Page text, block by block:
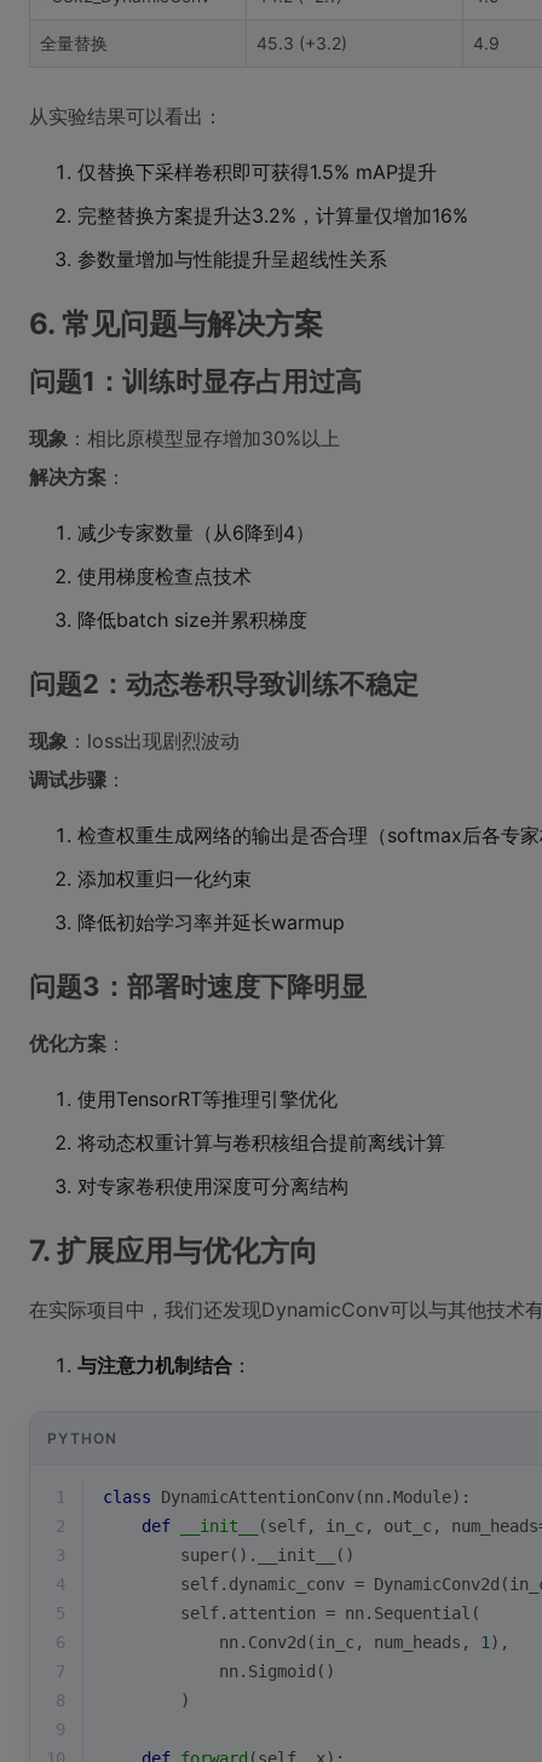
全量替换 45.3 (+3.2) 4.9
从实验结果可以看出：
仅替换下采样卷积即可获得1.5% mAP提升
完整替换方案提升达3.2%，计算量仅增加16%
参数量增加与性能提升呈超线性关系
6. 常见问题与解决方案
问题1：训练时显存占用过高
现象 ：相比原模型显存增加30%以上
解决方案 ：
减少专家数量（从6降到4）
使用梯度检查点技术
降低batch size并累积梯度
问题2：动态卷积导致训练不稳定
现象 ：loss出现剧烈波动
调试步骤 ：
检查权重生成网络的输出是否合理（softmax后各专
添加权重归一化约束
降低初始学习率并延长warmup
问题3：部署时速度下降明显
优化方案 ：
使用TensorRT等推理引擎优化
将动态权重计算与卷积核组合提前离线计算
对专家卷积使用深度可分离结构
7. 扩展应用与优化方向
在实际项目中，我们还发现DynamicConv可以与其他技术
与注意力机制结合 ：
PYTHON
1 class DynamicAttentionConv(nn.Module):
2
def __init__ (self, in_c, out_c,
3
super().__init__()
4
self.dynamic_conv =
5
        self.attention = nn.Sequential(
6
            nn.Conv2d(in_c, num_heads,
1 ),
7
            nn.Sigmoid()
8
        )
9